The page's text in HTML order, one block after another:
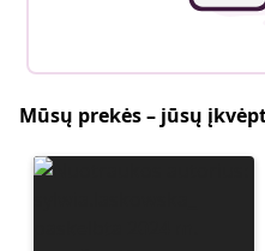
Mūsų prekės – jūsų